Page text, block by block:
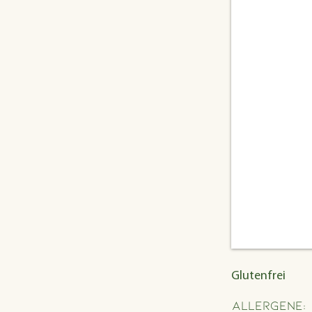
Glutenfrei
Allergene: